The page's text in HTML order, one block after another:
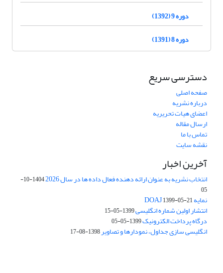
دوره 9 (1392)
دوره 8 (1391)
دسترسی سریع
صفحه اصلی
درباره نشریه
اعضای هیات تحریریه
ارسال مقاله
تماس با ما
نقشه سایت
آخرین اخبار
انتخاب نشریه به عنوان ارائه دهنده فعال داده ها در سال 2026
1404-10-
05
نمایه DOAJ1399-05-21
انتشار اولین شماره انگلیسی1399-05-15
درگاه پرداخت الکترونیک1399-05-05
انگلیسی سازی جداول، نمودارها و تصاویر1398-08-17